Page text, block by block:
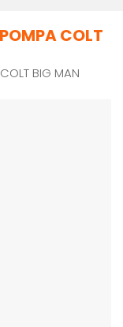
COLT
BIG MAN